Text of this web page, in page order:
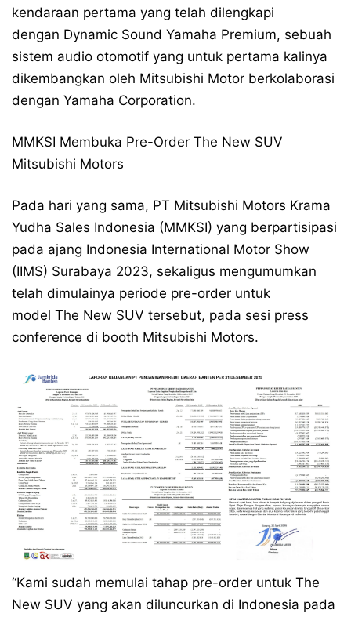
kendaraan pertama yang telah dilengkapi
dengan Dynamic Sound Yamaha Premium, sebuah
sistem audio otomotif yang untuk pertama kalinya
dikembangkan oleh Mitsubishi Motor berkolaborasi
dengan Yamaha Corporation.
MMKSI Membuka Pre-Order The New SUV
Mitsubishi Motors
Pada hari yang sama, PT Mitsubishi Motors Krama
Yudha Sales Indonesia (MMKSI) yang berpartisipasi
pada ajang Indonesia International Motor Show
(IIMS) Surabaya 2023, sekaligus mengumumkan
telah dimulainya periode pre-order untuk
model The New SUV tersebut, pada sesi press
conference di booth Mitsubishi Motors.
“Kami sudah memulai tahap pre-order untuk The
New SUV yang akan diluncurkan di Indonesia pada